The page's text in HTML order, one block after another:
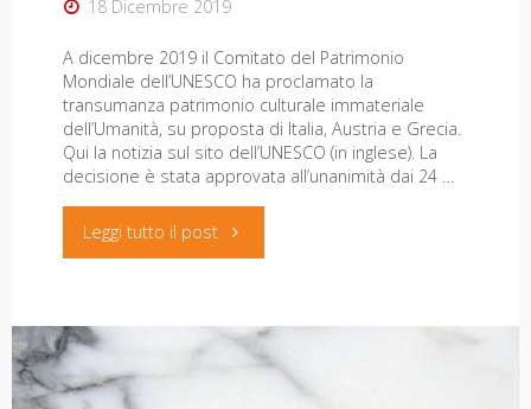
Cambio-
Via
a
Sillico
(LU):
La
Nautilus rivista, n. 5
8 Dicembre 2021
18 Dicembre 2019
A dicembre 2019 il Comitato del Patrimonio
Mondiale dell’UNESCO ha proclamato la
transumanza patrimonio culturale immateriale
dell’Umanità, su proposta di Italia, Austria e Grecia.
Qui la notizia sul sito dell’UNESCO (in inglese). La
decisione è stata approvata all’unanimità dai 24 …
Leggi tutto il post"La
dichiarata
patrimonio